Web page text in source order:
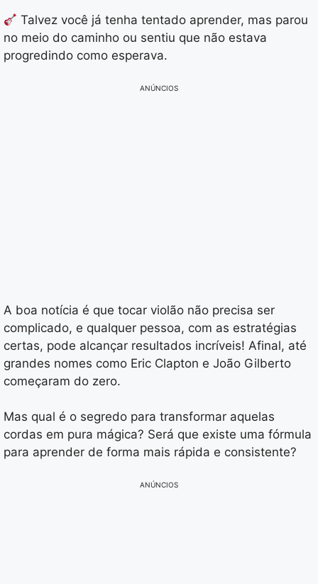
Talvez você já tenha tentado aprender, mas parou
no meio do caminho ou sentiu que não estava
progredindo como esperava.
ANÚNCIOS
A boa notícia é que tocar violão não precisa ser
complicado, e qualquer pessoa, com as estratégias
certas, pode alcançar resultados incríveis! Afinal, até
grandes nomes como Eric Clapton e João Gilberto
começaram do zero.
Mas qual é o segredo para transformar aquelas
cordas em pura mágica? Será que existe uma fórmula
para aprender de forma mais rápida e consistente?
ANÚNCIOS